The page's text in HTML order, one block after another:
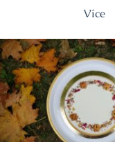
Více